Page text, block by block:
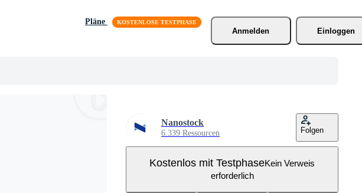
Pläne
Anmelden
Einloggen
Nanostock
6.339 Ressourcen Folgen
Kostenlos mit TestphaseKein Verweis
erforderlich